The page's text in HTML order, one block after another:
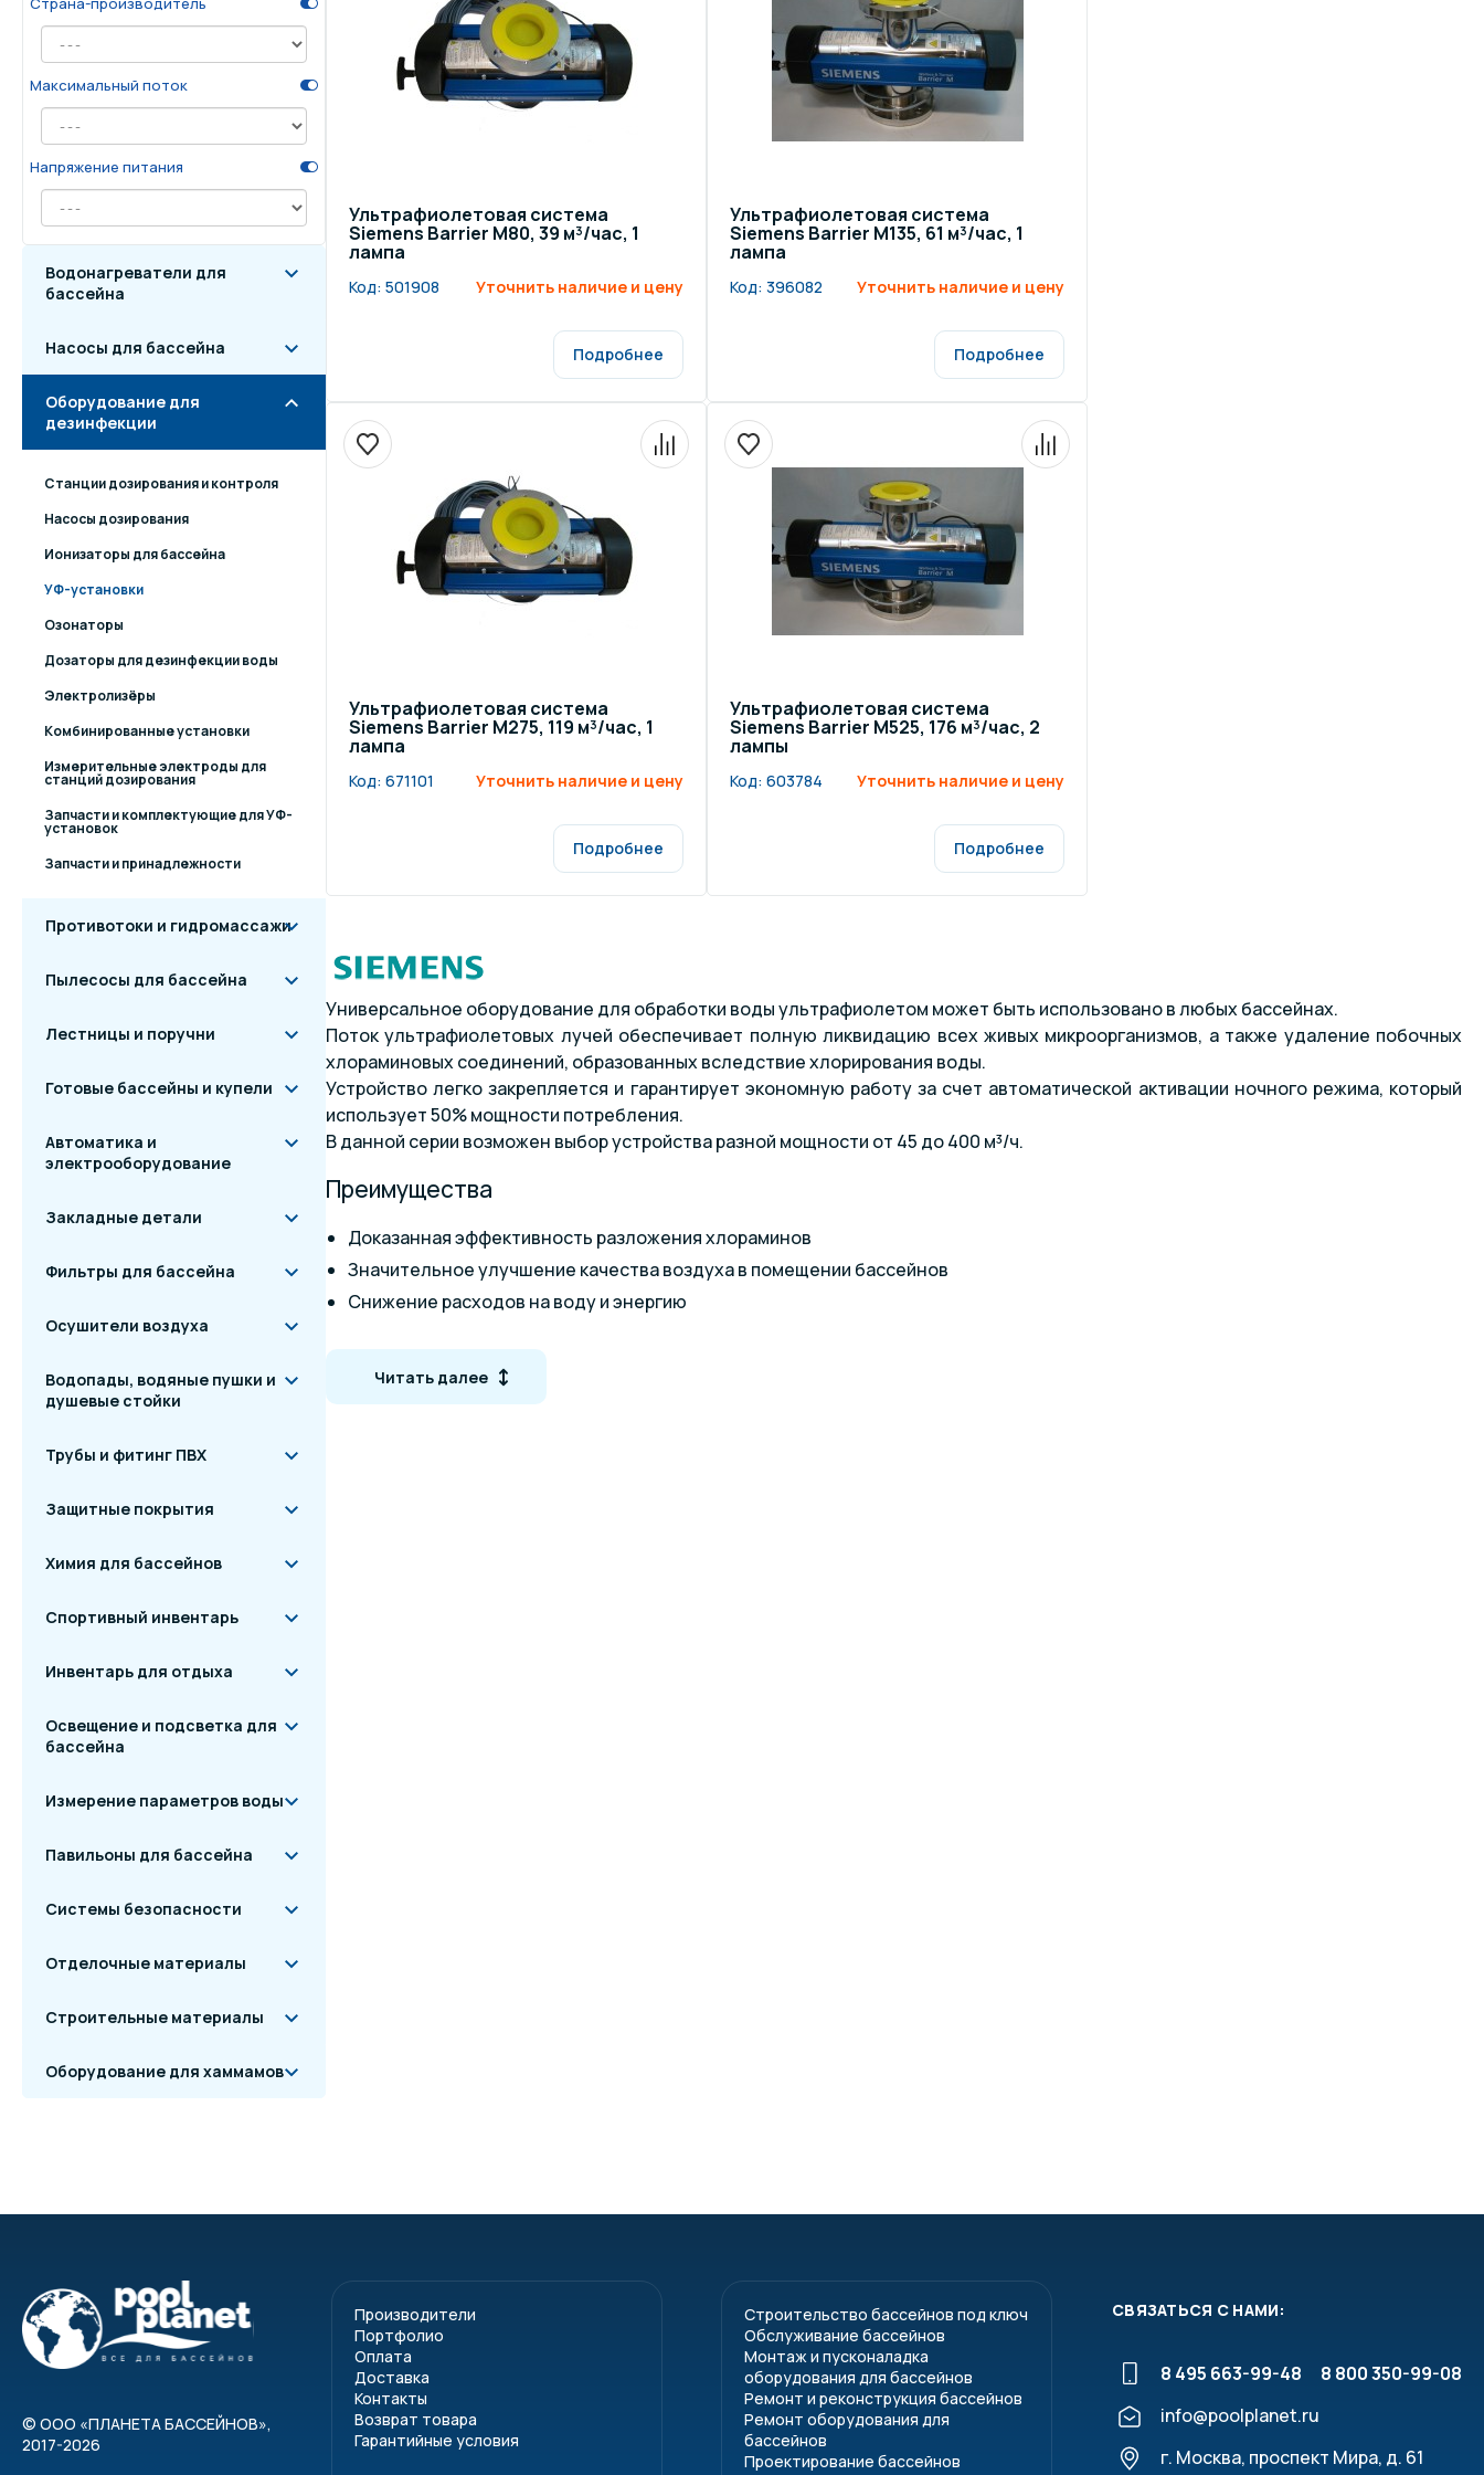
Освещение и подсветка для
бассейна
Измерение параметров воды
Строительные материалы
Максимальный поток
Напряжение питания
Водонагреватели для
бассейна
Насосы для бассейна
Оборудование для
дезинфекции
Станции дозирования и контроля
Насосы дозирования
Ионизаторы для бассейна
УФ-установки
Озонаторы
Дозаторы для дезинфекции воды
Электролизёры
Комбинированные установки
Измерительные электроды для
станций дозирования
Запчасти и комплектующие для УФ-
установок
Запчасти и принадлежности
Противотоки и гидромассажи
Пылесосы для бассейна
Лестницы и поручни
Готовые бассейны и купели
Автоматика и
электрооборудование
Закладные детали
Фильтры для бассейна
Осушители воздуха
Водопады, водяные пушки и
душевые стойки
Трубы и фитинг ПВХ
Защитные покрытия
Химия для бассейнов
Спортивный инвентарь
Инвентарь для отдыха
Освещение и подсветка для
бассейна
Измерение параметров воды
Павильоны для бассейна
Системы безопасности
Отделочные материалы
Строительные материалы
Оборудование для хаммамов
Ультрафиолетовая система
Siemens Barrier M80, 39 м³/час, 1
лампа
Код: 501908 Уточнить наличие и цену
Подробнее
Ультрафиолетовая система
Siemens Barrier M135, 61 м³/час, 1
лампа
Код: 396082 Уточнить наличие и цену
Подробнее
Ультрафиолетовая система
Siemens Barrier M275, 119 м³/час, 1
лампа
Код: 671101 Уточнить наличие и цену
Подробнее
Ультрафиолетовая система
Siemens Barrier M525, 176 м³/час, 2
лампы
Код: 603784 Уточнить наличие и цену
Подробнее
Универсальное оборудование для обработки воды ультрафиолетом может быть использовано в любых бассейнах.
Поток ультрафиолетовых лучей обеспечивает полную ликвидацию всех живых микроорганизмов, а также удаление побочных
хлораминовых соединений, образованных вследствие хлорирования воды.
Устройство легко закрепляется и гарантирует экономную работу за счет автоматической активации ночного режима, который
использует 50% мощности потребления.
В данной серии возможен выбор устройства разной мощности от 45 до 400 м³/ч.
Преимущества
Доказанная эффективность разложения хлораминов
Значительное улучшение качества воздуха в помещении бассейнов
Снижение расходов на воду и энергию
Простой и недорогой монтаж
Простое включение в систему водоподготовки, малая потеря напора и компактность плюс малая занимаемая площадь с
Читать далее
© ООО «ПЛАНЕТА БАССЕЙНОВ»,
2017-2026
Производители
Портфолио
Оплата
Доставка
Контакты
Возврат товара
Гарантийные условия
Строительство бассейнов под ключ
Обслуживание бассейнов
Монтаж и пусконаладка
оборудования для бассейнов
Ремонт и реконструкция бассейнов
Ремонт оборудования для
бассейнов
Проектирование бассейнов
СВЯЗАТЬСЯ С НАМИ:
8 495 663-99-48
8 800 350-99-08
info@poolplanet.ru
г. Москва, проспект Мира, д. 61